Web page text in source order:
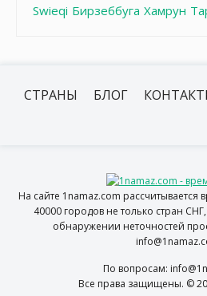
Swieqi Бирзеббуга Хамрун
СТРАНЫ БЛОГ
На сайте 1namaz.com
40000 городов не только стран
обнаружении неточностей
По вопросам:
Все права защищены. ©